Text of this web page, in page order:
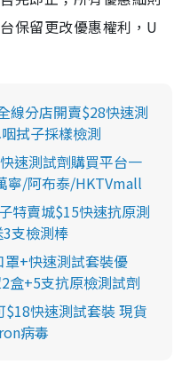
保留更改優惠權利，U
線分店開賣$28快速測
拭子採樣檢測
速測試劑購買平台一
寧/阿布泰/HKTVmall
特賣城$15快速抗原測
支檢測棒
+快速測試套裝優
盒+5支抗原檢測試劑
$18快速測試套裝 現貨
病毒